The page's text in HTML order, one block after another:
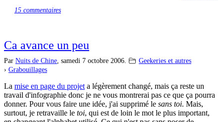
15 commentaires
Ca avance un peu
Par Nuits de Chine, samedi 7 octobre 2006.
Geekeries et autres
› Grabouillages
La mise en page du projet a légèrement changé, mais ça reste un
travail d'infographie donc je ne vous montrerai pas ce que ça pourra
donner. Pour vous faire une idée, j'ai supprimé le sans toi. Mais,
surtout, je retravaille le toi, qui est de loin le mot le plus important,